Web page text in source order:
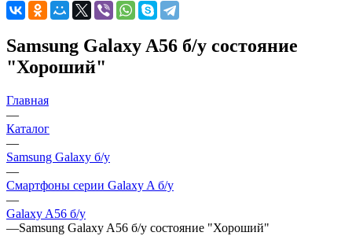
Samsung Galaxy A56 б/у состояние
"Хороший"
Главная
—
Каталог
—
Samsung Galaxy б/у
—
Смартфоны серии Galaxy A б/у
—
Galaxy A56 б/у
—Samsung Galaxy A56 б/у состояние "Хороший"